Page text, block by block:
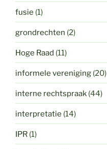
fusie (1)
grondrechten (2)
Hoge Raad (11)
informele vereniging (20)
interne rechtspraak (44)
interpretatie (14)
IPR (1)